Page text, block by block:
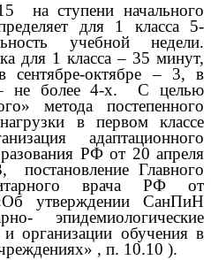
ступени начального
для 1 класса 5-
учебной недели.
для 1 класса – 35 минут,
сентябре-октябре – 3, в
не более 4-х. С целью
метода постепенного
в первом классе
адаптационного
РФ от 20 апреля
постановление Главного
врача РФ от
утверждении СанПиН
эпидемиологические
организации обучения в
, п. 10.10 ).